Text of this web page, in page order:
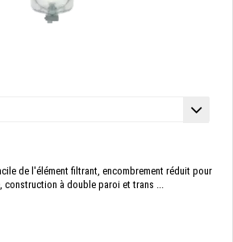
de l'élément filtrant, encombrement réduit pour
construction à double paroi et trans ...